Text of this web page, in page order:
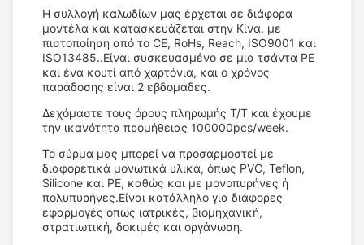
Η συλλογή καλωδίων μας έρχεται σε διάφορα
μοντέλα και κατασκευάζεται στην Κίνα, με
πιστοποίηση από το CE, RoHs, Reach, ISO9001 και
ISO13485..Είναι συσκευασμένο σε μια τσάντα PE
και ένα κουτί από χαρτόνια, και ο χρόνος
παράδοσης είναι 2 εβδομάδες.
Δεχόμαστε τους όρους πληρωμής T/T και έχουμε
την ικανότητα προμήθειας 100000pcs/week.
Το σύρμα μας μπορεί να προσαρμοστεί με
διαφορετικά μονωτικά υλικά, όπως PVC, Teflon,
Silicone και PE, καθώς και με μονοπυρήνες ή
πολυπυρήνες.Είναι κατάλληλο για διάφορες
εφαρμογές όπως ιατρικές, βιομηχανική,
στρατιωτική, δοκιμές και οργάνωση.